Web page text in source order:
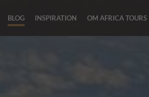
BLOG INSPIRATION OM AFRICA TOURS